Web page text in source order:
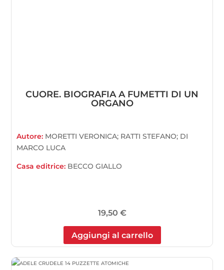
CUORE. BIOGRAFIA A FUMETTI DI UN
ORGANO
Autore: MORETTI VERONICA; RATTI STEFANO; DI
MARCO LUCA
Casa editrice: BECCO GIALLO
19,50 €
Aggiungi al carrello